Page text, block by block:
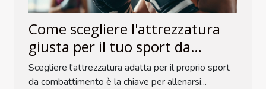
Come scegliere l'attrezzatura
giusta per il tuo sport da
combattimento?
Scegliere l'attrezzatura adatta per il proprio sport
da combattimento è la chiave per allenarsi...